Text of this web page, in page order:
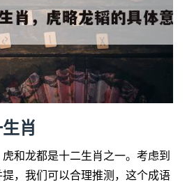
肖
和龙都是十二生肖之一。考虑到
，我们可以合理推测，这个成语